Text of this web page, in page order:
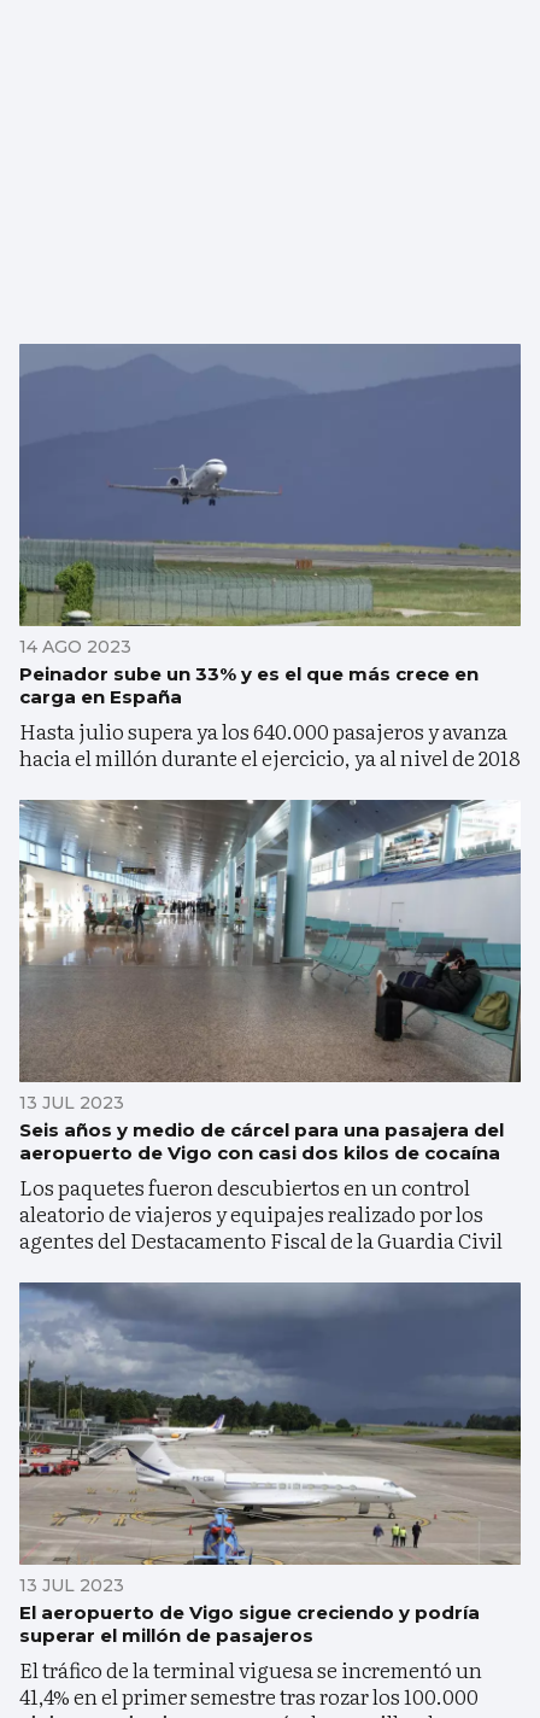
14 AGO 2023
Peinador sube un 33% y es el que más crece en
carga en España
Hasta julio supera ya los 640.000 pasajeros y avanza
hacia el millón durante el ejercicio, ya al nivel de 2018
13 JUL 2023
Seis años y medio de cárcel para una pasajera del
aeropuerto de Vigo con casi dos kilos de cocaína
Los paquetes fueron descubiertos en un control
aleatorio de viajeros y equipajes realizado por los
agentes del Destacamento Fiscal de la Guardia Civil
13 JUL 2023
El aeropuerto de Vigo sigue creciendo y podría
superar el millón de pasajeros
El tráfico de la terminal viguesa se incrementó un
41,4% en el primer semestre tras rozar los 100.000